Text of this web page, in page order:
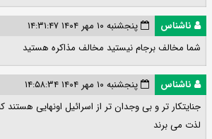
ناشناس
پنجشنبه ۱۰ مهر ۱۴۰۴ ۱۴:۳۱:۴۷
شما مخالف برجام نیستید مخالف مذاکره هستید
ناشناس
پنجشنبه ۱۰ مهر ۱۴۰۴ ۱۴:۵۸:۳۴
جنایتکار تر و بی وجدان تر از اسرائیل اونهایی هستند
لذت می برند